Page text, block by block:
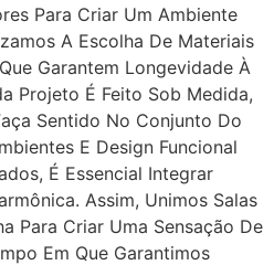
Para Criar Um Ambiente
A Escolha De Materiais
Garantem Longevidade À
Projeto É Feito Sob Medida,
Sentido No Conjunto Do
E Design Funcional
É Essencial Integrar
Assim, Unimos Salas
Para Criar Uma Sensação De
Em Que Garantimos